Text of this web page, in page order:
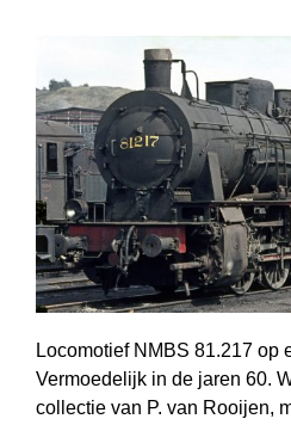
Locomotief NMBS 81.217 op
Vermoedelijk in de jaren 60.
collectie van P. van Rooijen,